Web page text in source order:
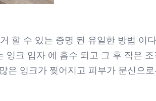
할 수 있는 증명 된 유일한 방법 이
크 입자 에 흡수 되고 그 후 작은 조
은 잉크가 찢어지고 피부가 문신으